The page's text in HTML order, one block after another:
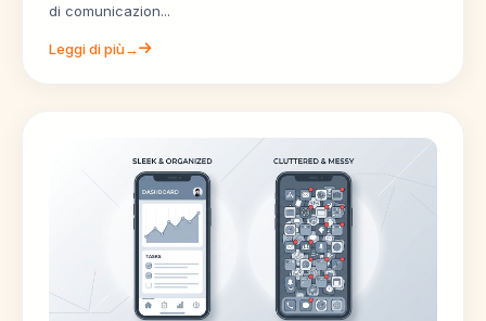
di comunicazion...
Leggi di più→